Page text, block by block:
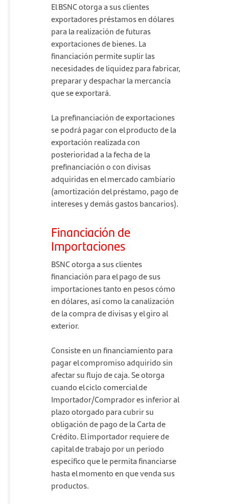
El BSNC otorga a sus clientes
exportadores préstamos en dólares
para la realización de futuras
exportaciones de bienes. La
financiación permite suplir las
necesidades de liquidez para fabricar,
preparar y despachar la mercancía
que se exportará.
La prefinanciación de exportaciones
se podrá pagar con el producto de la
exportación realizada con
posterioridad a la fecha de la
prefinanciación o con divisas
adquiridas en el mercado cambiario
(amortización del préstamo, pago de
intereses y demás gastos bancarios).
Financiación de
Importaciones
BSNC otorga a sus clientes
financiación para el pago de sus
importaciones tanto en pesos cómo
en dólares, así como la canalización
de la compra de divisas y el giro al
exterior.
Consiste en un financiamiento para
pagar el compromiso adquirido sin
afectar su flujo de caja. Se otorga
cuando el ciclo comercial de
Importador/Comprador es inferior al
plazo otorgado para cubrir su
obligación de pago de la Carta de
Crédito. El importador requiere de
capital de trabajo por un período
específico que le permita financiarse
hasta el momento en que venda sus
productos.